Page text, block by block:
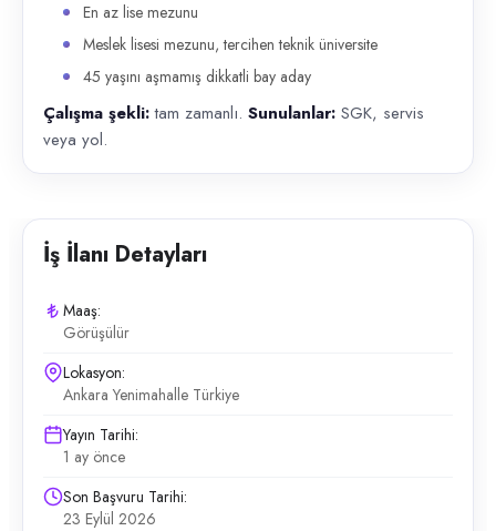
En az lise mezunu
Meslek lisesi mezunu, tercihen teknik üniversite
45 yaşını aşmamış dikkatli bay aday
Çalışma şekli:tam zamanlı. Sunulanlar: SGK, servis
veya yol.
İş İlanı Detayları
Maaş:
Görüşülür
Lokasyon:
Ankara Yenimahalle Türkiye
Yayın Tarihi:
1 ay önce
Son Başvuru Tarihi:
23 Eylül 2026